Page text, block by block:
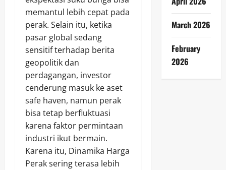
memantul lebih cepat pada
perak. Selain itu, ketika
pasar global sedang
sensitif terhadap berita
geopolitik dan
perdagangan, investor
cenderung masuk ke aset
safe haven, namun perak
bisa tetap berfluktuasi
karena faktor permintaan
industri ikut bermain.
Karena itu, Dinamika Harga
Perak sering terasa lebih
March 2026
February
2026